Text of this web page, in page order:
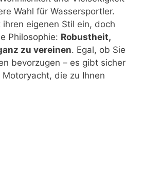
Wahl für Wassersportler.
eigenen Stil ein, doch
Philosophie: Robustheit,
zu vereinen. Egal, ob Sie
bevorzugen – es gibt sicher
die zu Ihnen